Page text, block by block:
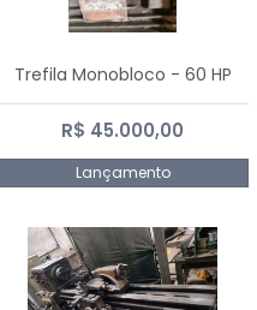
Trefila Monobloco - 60 HP
R$ 45.000,00
Lançamento